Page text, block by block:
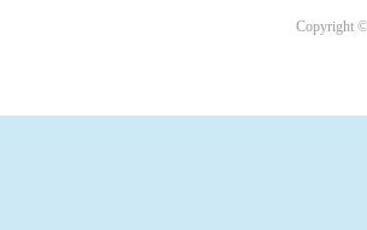
Copyright